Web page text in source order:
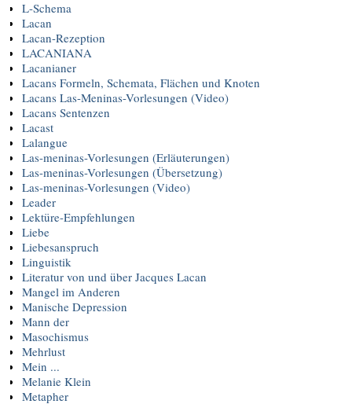
L-Schema
Lacan
Lacan-Rezeption
LACANIANA
Lacanianer
Lacans Formeln, Schemata, Flächen und Knoten
Lacans Las-Meninas-Vorlesungen (Video)
Lacans Sentenzen
Lacast
Lalangue
Las-meninas-Vorlesungen (Erläuterungen)
Las-meninas-Vorlesungen (Übersetzung)
Las-meninas-Vorlesungen (Video)
Leader
Lektüre-Empfehlungen
Liebe
Liebesanspruch
Linguistik
Literatur von und über Jacques Lacan
Mangel im Anderen
Manische Depression
Mann der
Masochismus
Mehrlust
Mein ...
Melanie Klein
Metapher